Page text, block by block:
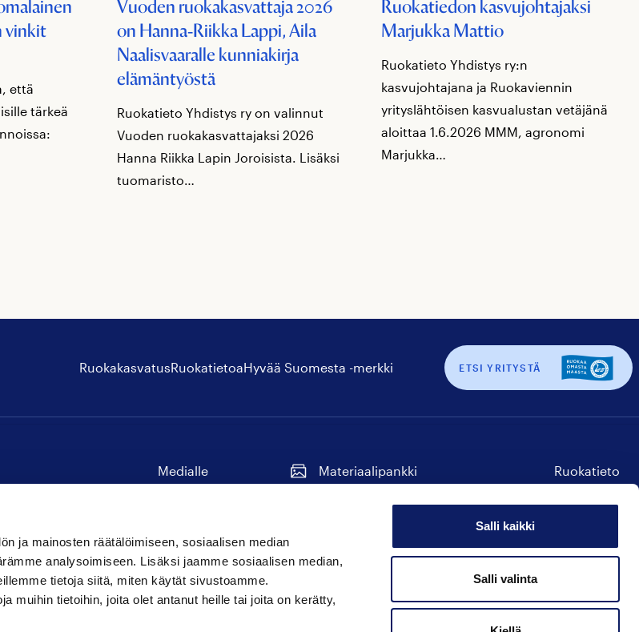
ja mainosten räätälöimiseen, sosiaalisen median
analysoimiseen. Lisäksi jaamme sosiaalisen median,
tietoja siitä, miten käytät sivustoamme.
muihin tietoihin, joita olet antanut heille tai joita on kerätty,
Salli kaikki
Salli valinta
vinkit
että
tärkeä
Vuoden ruokakasvattaja 2026
on Hanna‑Riikka Lappi, Aila
Naalisvaaralle kunniakirja
elämäntyöstä
Ruokatieto Yhdistys ry on valinnut
Vuoden ruokakasvattajaksi 2026
Hanna Riikka Lapin Joroisista. Lisäksi
tuomaristo…
Ruokatiedon kasvujohtajaksi
Marjukka Mattio
Ruokatieto Yhdistys ry:n
kasvujohtajana ja Ruokaviennin
yrityslähtöisen kasvualustan vetäjänä
aloittaa 1.6.2026 MMM, agronomi
Marjukka…
RuokakasvatusRuokatietoaHyvää Suomesta -merkki ETSI YRITYSTÄ
Medialle
Materiaalipankki
Ruokatieto
meitämeitämeitä
Hyvää Suomesta
Seuraa
meitä
instagram
Seuraa
meitä
facebook
Seuraa
meitä